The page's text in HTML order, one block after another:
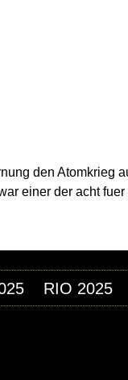
den Atomkrieg
einer der acht
RIO 2025